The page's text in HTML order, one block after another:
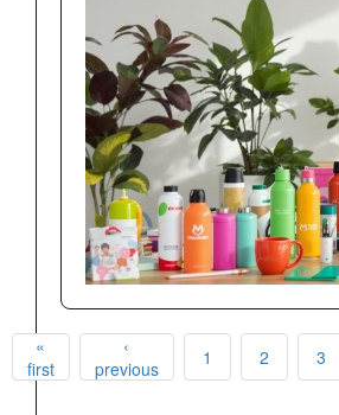
«
first
‹
previous
1 2 3